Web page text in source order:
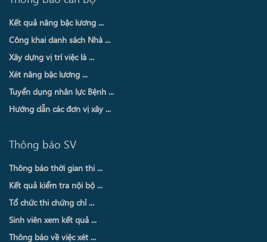
Kết quả nâng bậc lương ...
Công khai danh sách Nhà ...
Xây dựng vị trí việc là ...
Xét nâng bậc lương ...
Tuyển dụng nhân lực Bệnh ...
Hướng dẫn các đơn vị xây ...
Thông báo SV
Thông báo thời gian thi ...
Kết quả kiểm tra nội bộ ...
Tổ chức thi chứng chỉ ...
Sinh viên xem kết quả ...
Thông báo về việc xét ...